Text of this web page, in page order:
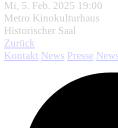
Mi, 5. Feb. 2025 19:00
Metro Kinokulturhaus
Historischer Saal
Zurück
Kontakt News Presse